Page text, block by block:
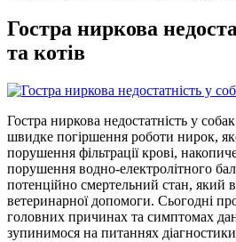
Гостра ниркова
та котів
Гостра ниркова недостатність у
швидке погіршення роботи нирок,
порушення фільтрації крові,
порушення водно-електролітного
потенційно смертельний стан, який
ветеринарної допомоги. Сьогодні
головних причинах та симптомах
зупинимося на питаннях